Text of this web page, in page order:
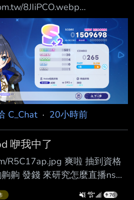
8JIiPCO.webp
fk8Rt5H.webp 總共17個
的必給的 任務給的五星卷
連只剩13個 抽數應該是
PU池)+11(泳裝池)+201(本次
5星10連) =13個/368 只看這次
一個在3.5% 一個在3% 聽說
後一
C_Chat· 20小時前
咿我中了
R5C17ap.jpg 爽啦 抽到資格
齁 發錢 來研究怎麼直播ns好
--